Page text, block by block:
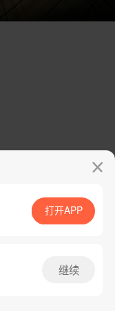
App免费看
打开APP
继续